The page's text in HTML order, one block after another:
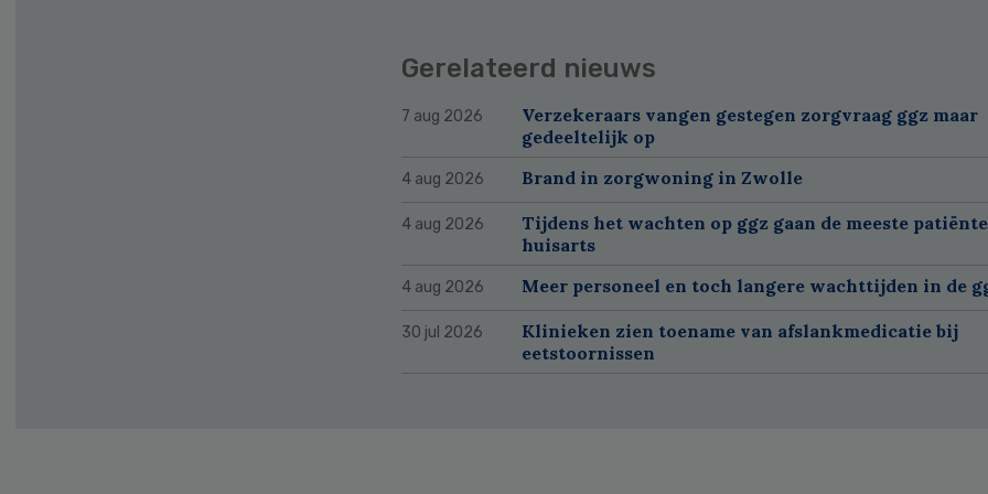
Gerelateerd nieuws
7 aug 2026
Verzekeraars vangen gestegen zorgvraag ggz maar
gedeeltelijk op
4 aug 2026 Brand in zorgwoning in Zwolle
4 aug 2026
Tijdens het wachten op ggz gaan de meeste
huisarts
4 aug 2026 Meer personeel en toch langere wachttijden in de
30 jul 2026
Klinieken zien toename van afslankmedicatie bij
eetstoornissen